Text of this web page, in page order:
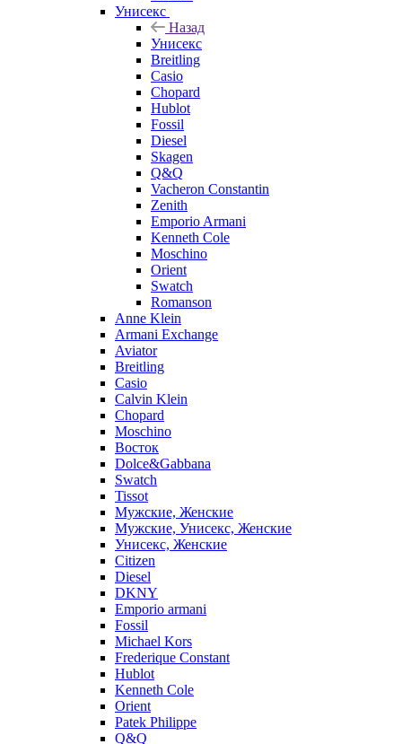
Унисекс
Назад
Унисекс
Breitling
Casio
Chopard
Hublot
Fossil
Diesel
Skagen
Q&Q
Vacheron Constantin
Zenith
Emporio Armani
Kenneth Cole
Moschino
Orient
Swatch
Romanson
Anne Klein
Armani Exchange
Aviator
Breitling
Casio
Calvin Klein
Chopard
Moschino
Восток
Dolce&Gabbana
Swatch
Tissot
Мужские, Женские
Мужские, Унисекс, Женские
Унисекс, Женские
Citizen
Diesel
DKNY
Emporio armani
Fossil
Michael Kors
Frederique Constant
Hublot
Kenneth Cole
Orient
Patek Philippe
Q&Q